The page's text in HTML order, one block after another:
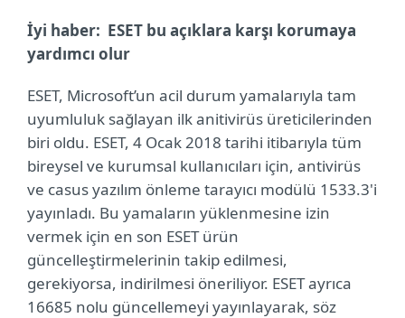
İyi haber: ESET bu açıklara karşı korumaya
yardımcı olur
ESET, Microsoft’un acil durum yamalarıyla tam
uyumluluk sağlayan ilk anitivirüs üreticilerinden
biri oldu. ESET, 4 Ocak 2018 tarihi itibarıyla tüm
bireysel ve kurumsal kullanıcıları için, antivirüs
ve casus yazılım önleme tarayıcı modülü 1533.3'i
yayınladı. Bu yamaların yüklenmesine izin
vermek için en son ESET ürün
güncelleştirmelerinin takip edilmesi,
gerekiyorsa, indirilmesi öneriliyor. ESET ayrıca
16685 nolu güncellemeyi yayınlayarak, söz